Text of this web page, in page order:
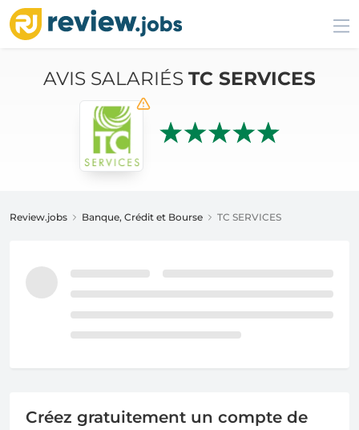
AVIS SALARIÉS TC SERVICES
Review.jobs Banque, Crédit et Bourse TC SERVICES
Créez gratuitement un compte de